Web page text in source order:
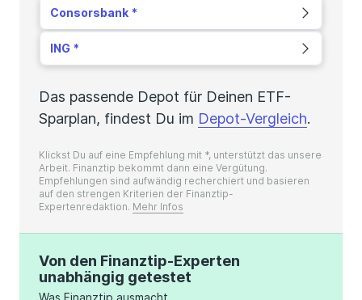
Consorsbank
ING
Das passende Depot für Deinen ETF-
Sparplan, findest Du im Depot-Vergleich.
Klickst Du auf eine Empfehlung mit *, unterstützt das unsere
Arbeit. Finanztip bekommt dann eine Vergütung.
Empfehlungen sind aufwändig recherchiert und basieren
auf den strengen Kriterien der Finanztip-
Expertenredaktion. Mehr Infos
Von den Finanztip-Experten
unabhängig getestet
Was Finanztip ausmacht